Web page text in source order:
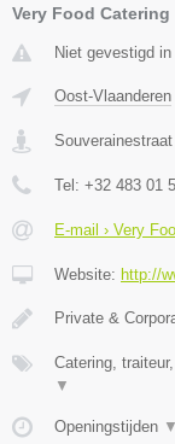
Very Food Catering
Niet gevestigd
Oost-Vlaanderen
Tel: +32 483 01
E-mail › Very
Website: http://
Private &
Catering,
▼
Openingstijden ▼